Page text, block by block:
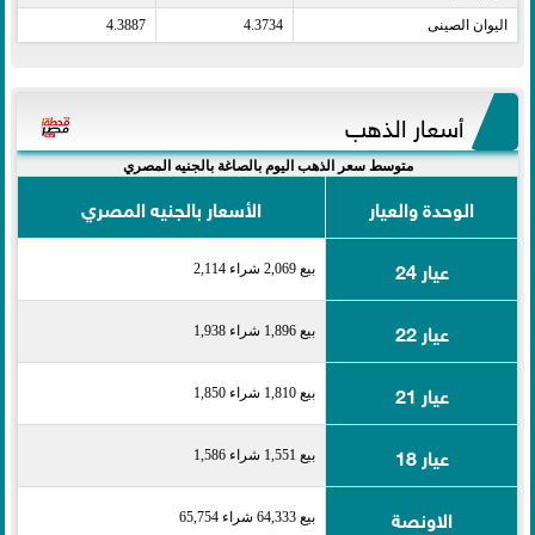
اليوان الصينى​ 4.3734
4.3887
أسعار الذهب
متوسط سعر الذهب اليوم بالصاغة بالجنيه المصري
الوحدة والعيار
الأسعار بالجنيه المصري
عيار 24
بيع 2,069 شراء 2,114
عيار 22 بيع 1,896 شراء 1,938
عيار 21 بيع 1,810 شراء 1,850
عيار 18 بيع 1,551 شراء 1,586
الاونصة بيع 64,333 شراء 65,754